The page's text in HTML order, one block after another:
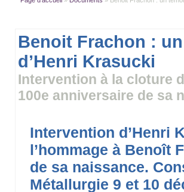
Benoit Frachon :
d’Henri Krasucki
Intervention à la cloture
100e anniversaire de sa
Intervention d’Henri
l’hommage à Benoît
de sa naissance.
Métallurgie 9 et 10